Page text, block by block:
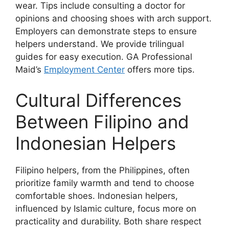
wear. Tips include consulting a doctor for
opinions and choosing shoes with arch support.
Employers can demonstrate steps to ensure
helpers understand. We provide trilingual
guides for easy execution. GA Professional
Maid’s Employment Center offers more tips.
Cultural Differences
Between Filipino and
Indonesian Helpers
Filipino helpers, from the Philippines, often
prioritize family warmth and tend to choose
comfortable shoes. Indonesian helpers,
influenced by Islamic culture, focus more on
practicality and durability. Both share respect